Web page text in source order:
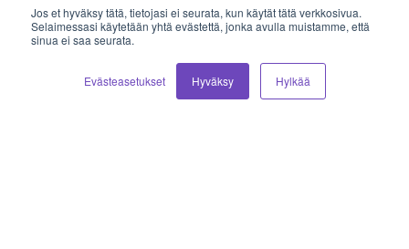
Jos et hyväksy tätä, tietojasi ei seurata, kun käytät tätä verkkosivua.
Selaimessasi käytetään yhtä evästettä, jonka avulla muistamme, että
sinua ei saa seurata.
Evästeasetukset Hyväksy Hylkää
laskutus@vilkas.fi